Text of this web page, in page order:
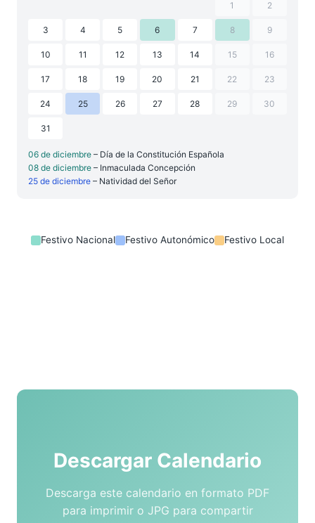
1 2
3 4 5 6 7 8 9
10 11 12 13 14 15 16
17 18 19 20 21 22 23
24 25 26 27 28 29 30
31
06 de diciembre – Día de la Constitución Española
08 de diciembre – Inmaculada Concepción
25 de diciembre – Natividad del Señor
Festivo Nacional Festivo Autonómico Festivo Local
Descargar Calendario
Descarga este calendario en formato PDF
para imprimir o JPG para compartir